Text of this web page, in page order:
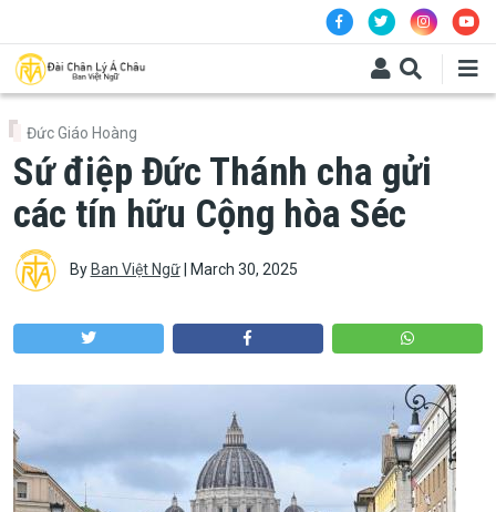
Đức Giáo Hoàng
Sứ điệp Đức Thánh cha gửi
các tín hữu Cộng hòa Séc
By Ban Việt Ngữ| March 30, 2025